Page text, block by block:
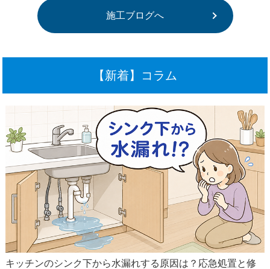
施工ブログへ
【新着】コラム
キッチンのシンク下から水漏れする原因は？応急処置と修